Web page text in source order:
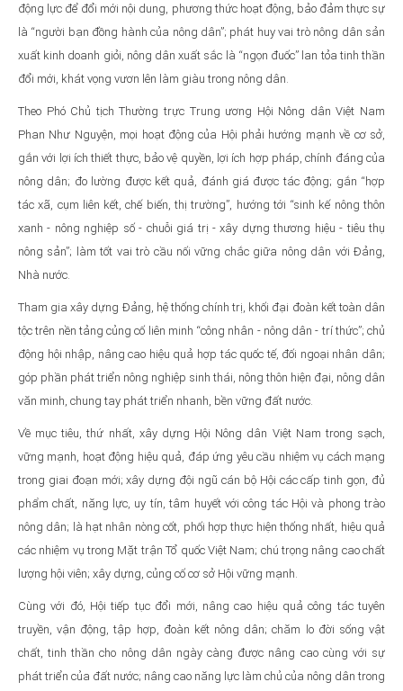
động lực để đổi mới nội dung, phương thức hoạt động, bảo đảm thực sự
là “người bạn đồng hành của nông dân”; phát huy vai trò nông dân sản
xuất kinh doanh giỏi, nông dân xuất sắc là “ngọn đuốc” lan tỏa tinh thần
đổi mới, khát vọng vươn lên làm giàu trong nông dân.
Theo Phó Chủ tịch Thường trực Trung ương Hội Nông dân Việt Nam
Phan Như Nguyện, mọi hoạt động của Hội phải hướng mạnh về cơ sở,
gắn với lợi ích thiết thực, bảo vệ quyền, lợi ích hợp pháp, chính đáng của
nông dân; đo lường được kết quả, đánh giá được tác động; gắn “hợp
tác xã, cụm liên kết, chế biến, thị trường”, hướng tới “sinh kế nông thôn
xanh - nông nghiệp số - chuỗi giá trị - xây dựng thương hiệu - tiêu thụ
nông sản”; làm tốt vai trò cầu nối vững chắc giữa nông dân với Đảng,
Nhà nước.
Tham gia xây dựng Đảng, hệ thống chính trị, khối đại đoàn kết toàn dân
tộc trên nền tảng củng cố liên minh “công nhân - nông dân - trí thức”; chủ
động hội nhập, nâng cao hiệu quả hợp tác quốc tế, đối ngoại nhân dân;
góp phần phát triển nông nghiệp sinh thái, nông thôn hiện đại, nông dân
văn minh, chung tay phát triển nhanh, bền vững đất nước.
Về mục tiêu, thứ nhất, xây dựng Hội Nông dân Việt Nam trong sạch,
vững mạnh, hoạt động hiệu quả, đáp ứng yêu cầu nhiệm vụ cách mạng
trong giai đoạn mới; xây dựng đội ngũ cán bộ Hội các cấp tinh gọn, đủ
phẩm chất, năng lực, uy tín, tâm huyết với công tác Hội và phong trào
nông dân; là hạt nhân nòng cốt, phối hợp thực hiện thống nhất, hiệu quả
các nhiệm vụ trong Mặt trận Tổ quốc Việt Nam; chú trọng nâng cao chất
lượng hội viên; xây dựng, củng cố cơ sở Hội vững mạnh.
Cùng với đó, Hội tiếp tục đổi mới, nâng cao hiệu quả công tác tuyên
truyền, vận động, tập hợp, đoàn kết nông dân; chăm lo đời sống vật
chất, tinh thần cho nông dân ngày càng được nâng cao cùng với sự
phát triển của đất nước; nâng cao năng lực làm chủ của nông dân trong